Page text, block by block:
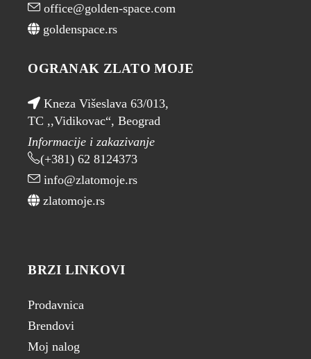
office@golden-space.com
goldenspace.rs
OGRANAK ZLATO MOJE
Kneza Višeslava 63/013,
TC ,,Vidikovac“, Beograd
Informacije i zakazivanje
(+381) 62 8124373
info@zlatomoje.rs
zlatomoje.rs
BRZI LINKOVI
Prodavnica
Brendovi
Moj nalog